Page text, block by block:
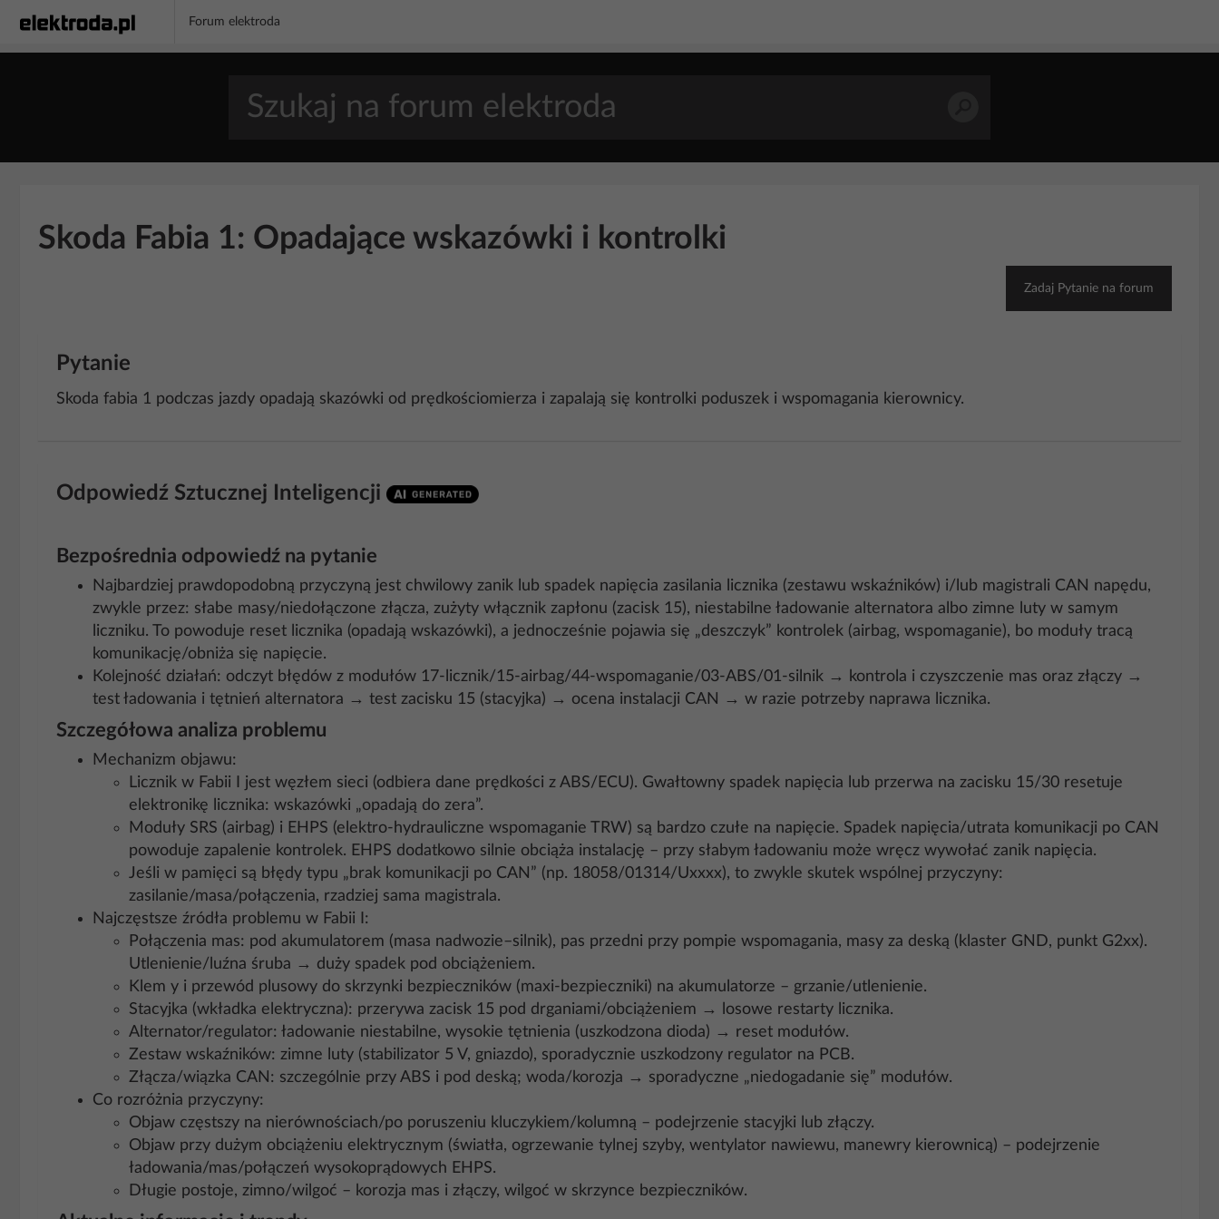
Forum elektroda
Skoda Fabia 1: Opadające wskazówki i kontrolki
Zadaj Pytanie na forum
Pytanie
Skoda fabia 1 podczas jazdy opadają skazówki od prędkościomierza i zapalają się kontrolki poduszek i wspomagania kierownicy.
Odpowiedź Sztucznej Inteligencji
Bezpośrednia odpowiedź na pytanie
Najbardziej prawdopodobną przyczyną jest chwilowy zanik lub spadek napięcia zasilania licznika (zestawu wskaźników) i/lub magistrali CAN napędu,
zwykle przez: słabe masy/niedołączone złącza, zużyty włącznik zapłonu (zacisk 15), niestabilne ładowanie alternatora albo zimne luty w samym
liczniku. To powoduje reset licznika (opadają wskazówki), a jednocześnie pojawia się „deszczyk” kontrolek (airbag, wspomaganie), bo moduły tracą
komunikację/obniża się napięcie.
Kolejność działań: odczyt błędów z modułów 17-licznik/15-airbag/44-wspomaganie/03-ABS/01-silnik → kontrola i czyszczenie mas oraz złączy →
test ładowania i tętnień alternatora → test zacisku 15 (stacyjka) → ocena instalacji CAN → w razie potrzeby naprawa licznika.
Szczegółowa analiza problemu
Mechanizm objawu:
Licznik w Fabii I jest węzłem sieci (odbiera dane prędkości z ABS/ECU). Gwałtowny spadek napięcia lub przerwa na zacisku 15/30 resetuje
elektronikę licznika: wskazówki „opadają do zera”.
Moduły SRS (airbag) i EHPS (elektro‑hydrauliczne wspomaganie TRW) są bardzo czułe na napięcie. Spadek napięcia/utrata komunikacji po CAN
powoduje zapalenie kontrolek. EHPS dodatkowo silnie obciąża instalację – przy słabym ładowaniu może wręcz wywołać zanik napięcia.
Jeśli w pamięci są błędy typu „brak komunikacji po CAN” (np. 18058/01314/Uxxxx), to zwykle skutek wspólnej przyczyny:
zasilanie/masa/połączenia, rzadziej sama magistrala.
Najczęstsze źródła problemu w Fabii I:
Połączenia mas: pod akumulatorem (masa nadwozie–silnik), pas przedni przy pompie wspomagania, masy za deską (klaster GND, punkt G2xx).
Utlenienie/luźna śruba → duży spadek pod obciążeniem.
Klem y i przewód plusowy do skrzynki bezpieczników (maxi‑bezpieczniki) na akumulatorze – grzanie/utlenienie.
Stacyjka (wkładka elektryczna): przerywa zacisk 15 pod drganiami/obciążeniem → losowe restarty licznika.
Alternator/regulator: ładowanie niestabilne, wysokie tętnienia (uszkodzona dioda) → reset modułów.
Zestaw wskaźników: zimne luty (stabilizator 5 V, gniazdo), sporadycznie uszkodzony regulator na PCB.
Złącza/wiązka CAN: szczególnie przy ABS i pod deską; woda/korozja → sporadyczne „niedogadanie się” modułów.
Co rozróżnia przyczyny:
Objaw częstszy na nierównościach/po poruszeniu kluczykiem/kolumną – podejrzenie stacyjki lub złączy.
Objaw przy dużym obciążeniu elektrycznym (światła, ogrzewanie tylnej szyby, wentylator nawiewu, manewry kierownicą) – podejrzenie
ładowania/mas/połączeń wysokoprądowych EHPS.
Długie postoje, zimno/wilgoć – korozja mas i złączy, wilgoć w skrzynce bezpieczników.